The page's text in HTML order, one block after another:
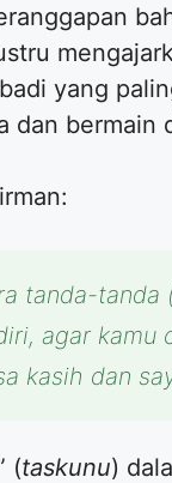
yang
dan bermain
tanda-
agar kamu
kasih dan
(taskunu)